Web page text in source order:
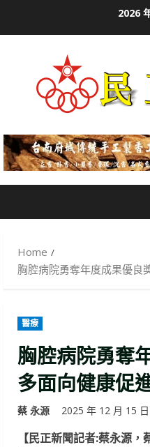
2026
Home
胸腔病院勇奪年度成果優
醫療
胸腔病院勇奪
多面向健康促
蔡 永源 2025 年 12 月 15 日
【民正新聞記者:蔡永源，